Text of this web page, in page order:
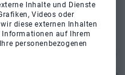
Inhalte und Dienste
Videos oder
diese externen Inhalten
Informationen auf Ihrem
personenbezogenen